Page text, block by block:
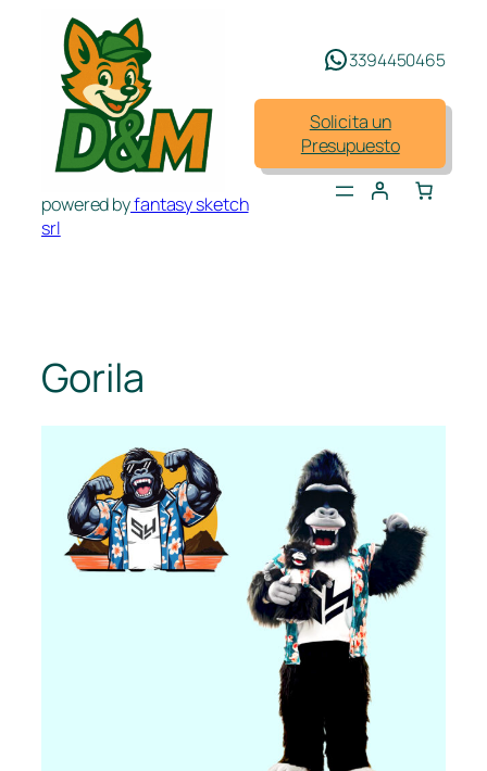
contenido
powered byfantasy sketch
srl
3394450465
Solicita un
Presupuesto
Gorila